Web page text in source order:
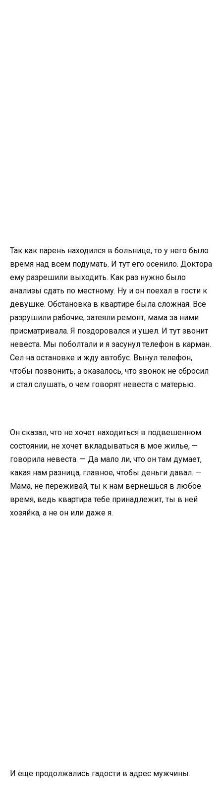
Так как парень находился в больнице, то у него было
время над всем подумать. И тут его осенило. Доктора
ему разрешили выходить. Как раз нужно было
анализы сдать по местному. Ну и он поехал в гости к
девушке. Обстановка в квартире была сложная. Все
разрушили рабочие, затеяли ремонт, мама за ними
присматривала. Я поздоровался и ушел. И тут звонит
невеста. Мы поболтали и я засунул телефон в карман.
Сел на остановке и жду автобус. Вынул телефон,
чтобы позвонить, а оказалось, что звонок не сбросил
и стал слушать, о чем говорят невеста с матерью.
Он сказал, что не хочет находиться в подвешенном
состоянии, не хочет вкладываться в мое жилье, —
говорила невеста. — Да мало ли, что он там думает,
какая нам разница, главное, чтобы деньги давал. —
Мама, не переживай, ты к нам вернешься в любое
время, ведь квартира тебе принадлежит, ты в ней
хозяйка, а не он или даже я.
И еще продолжались гадости в адрес мужчины.